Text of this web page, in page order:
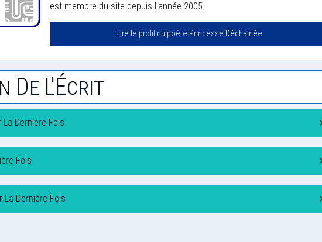
est membre du site depuis l'année 2005.
Lire le profil du poète Princesse Déchainée
De L'Écrit
La Dernière Fois
Fois
La Dernière Fois